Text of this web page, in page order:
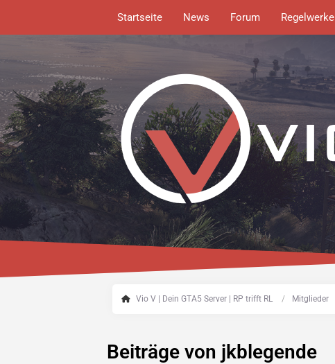
Startseite News Forum Regelwerke
Vio V | Dein GTA5 Server | RP trifft RL Mitglieder
Beiträge von jkblegende